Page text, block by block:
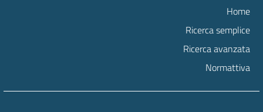
Home
Ricerca semplice
Ricerca avanzata
Normattiva